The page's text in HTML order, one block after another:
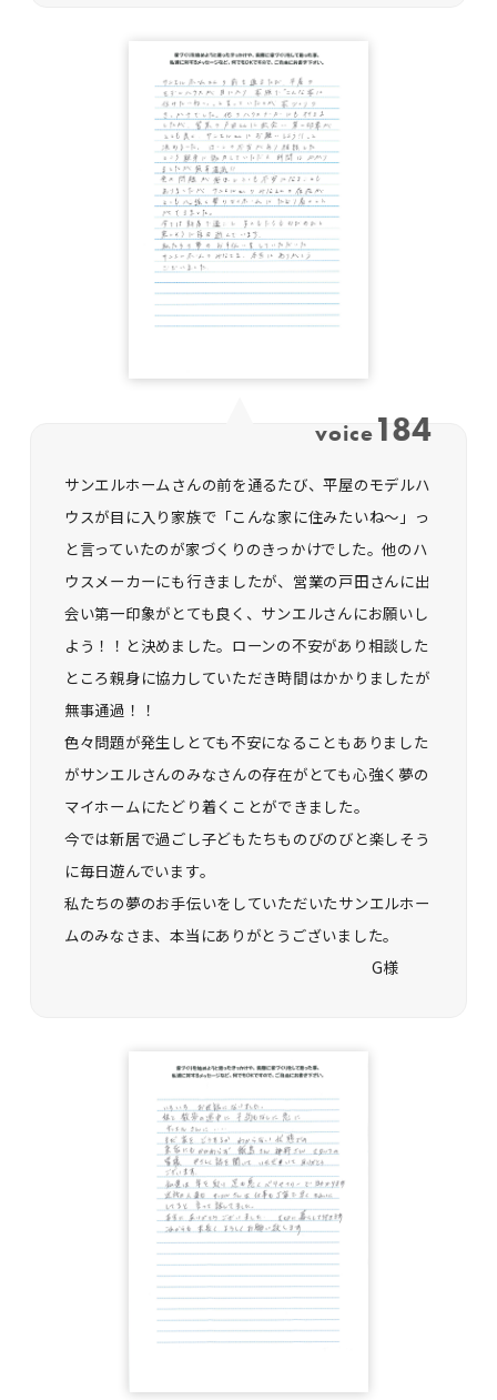
voice 184
サンエルホームさんの前を通るたび、平屋のモデルハ
ウスが目に入り家族で「こんな家に住みたいね～」っ
と言っていたのが家づくりのきっかけでした。他のハ
ウスメーカーにも行きましたが、営業の戸田さんに出
会い第一印象がとても良く、サンエルさんにお願いし
よう！！と決めました。ローンの不安があり相談した
ところ親身に協力していただき時間はかかりましたが
無事通過！！
色々問題が発生しとても不安になることもありました
がサンエルさんのみなさんの存在がとても心強く夢の
マイホームにたどり着くことができました。
今では新居で過ごし子どもたちものびのびと楽しそう
に毎日遊んでいます。
私たちの夢のお手伝いをしていただいたサンエルホー
ムのみなさま、本当にありがとうございました。
G様